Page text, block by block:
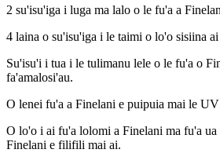
2 su'isu'iga i luga ma lalo o le fu'a a
4 laina o su'isu'iga i le taimi o lo'o sisiina
Su'isu'i i tua i le tulimanu lele o le fu'a o
fa'amalosi'au.
O lenei fu'a a Finelani e puipuia mai le
O lo'o i ai fu'a lolomi a Finelani ma fu'a ua
Finelani e filifili mai ai.